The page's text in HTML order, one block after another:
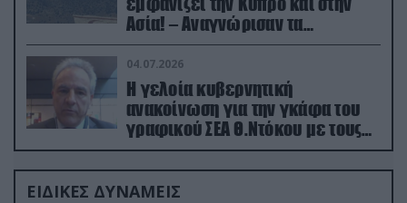
Ασία! – Αναγνώρισαν τα
κατεχόμενα; (φωτο)
04.07.2026
Η γελοία κυβερνητική
ανακοίνωση για την γκάφα του
γραφικού ΣΕΑ Θ.Ντόκου με τους
Ρώσους φαρσέρ
ΕΙΔΙΚΕΣ ΔΥΝΑΜΕΙΣ